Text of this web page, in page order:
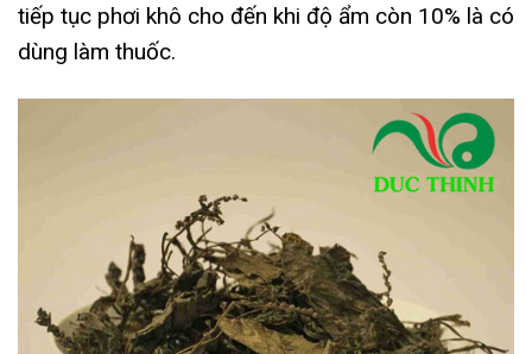
tiếp tục phơi khô cho đến khi độ ẩm còn 10% là có
dùng làm thuốc.